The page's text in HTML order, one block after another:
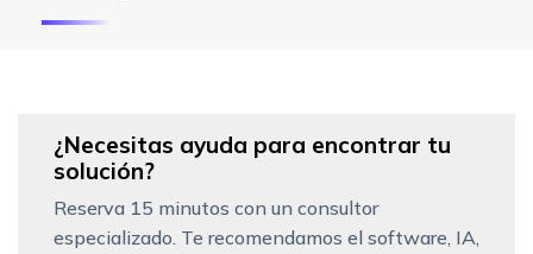
¿Necesitas ayuda para encontrar tu
solución?
Reserva 15 minutos con un consultor
especializado. Te recomendamos el software, IA,